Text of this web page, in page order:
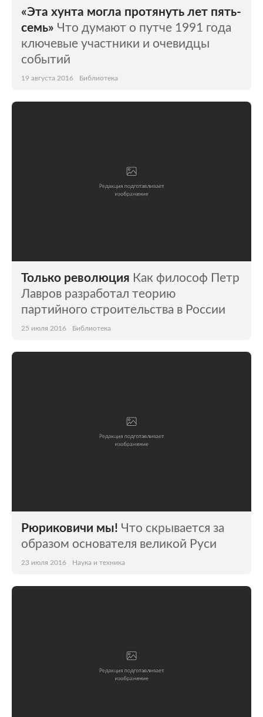
«Эта хунта могла протянуть лет пять-
семь» Что думают о путче 1991 года
ключевые участники и очевидцы
событий
19 августа 2016 Библиотека
Только революция Как философ Петр
Лавров разработал теорию
партийного строительства в России
25 июля 2016 Библиотека
Рюриковичи мы! Что скрывается за
образом основателя великой Руси
23 июля 2016 Наука и техника